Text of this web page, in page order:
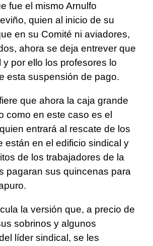
fue el mismo Arnulfo
quien al inicio de su
en su Comité ni aviadores,
ahora se deja entrever que
y por ello los profesores lo
esta suspensión de pago.
que ahora la caja grande
como en este caso es el
entrará al rescate de los
están en el edificio sindical y
de los trabajadores de la
pagaran sus quincenas para
la versión que, a precio de
sobrinos y algunos
líder sindical, se les